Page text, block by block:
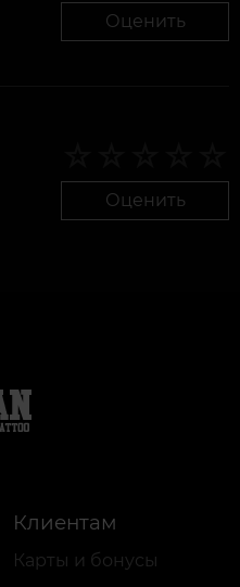
Оценить
Оценить
Клиентам
Карты и бонусы